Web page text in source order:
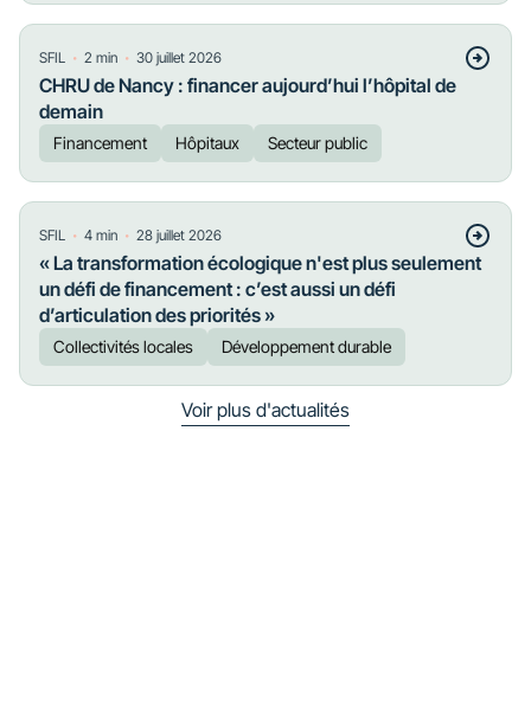
SFIL ・ 2 min ・ 30 juillet 2026
CHRU de Nancy : financer aujourd’hui l’hôpital de
demain
Financement Hôpitaux Secteur public
SFIL ・ 4 min ・ 28 juillet 2026
« La transformation écologique n'est plus seulement
un défi de financement : c’est aussi un défi
d’articulation des priorités »
Collectivités locales Développement durable
Voir plus d'actualités